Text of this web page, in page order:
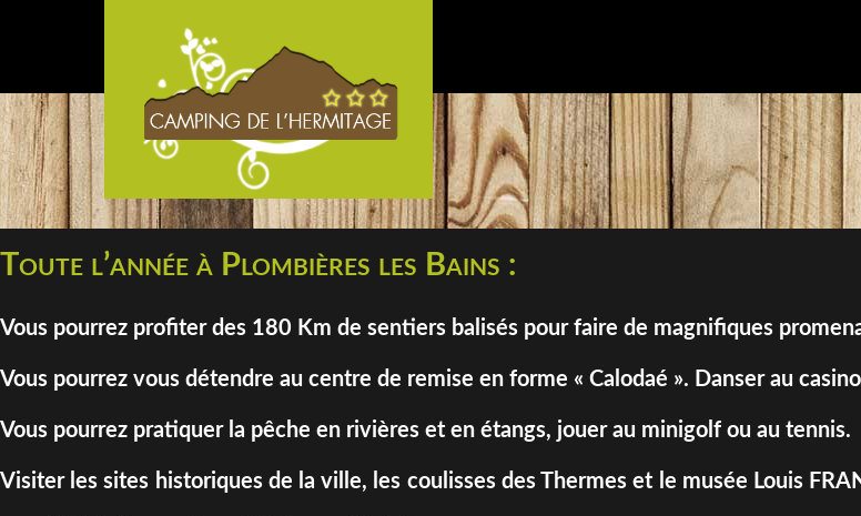
Toute l’année à Plombières les Bains :
Vous pourrez profiter des 180 Km de sentiers balisés pour faire de magnifiques
Vous pourrez vous détendre au centre de remise en forme « Calodaé ». Danser au
Vous pourrez pratiquer la pêche en rivières et en étangs, jouer au minigolf ou au tennis.
Visiter les sites historiques de la ville, les coulisses des Thermes et le musée Louis